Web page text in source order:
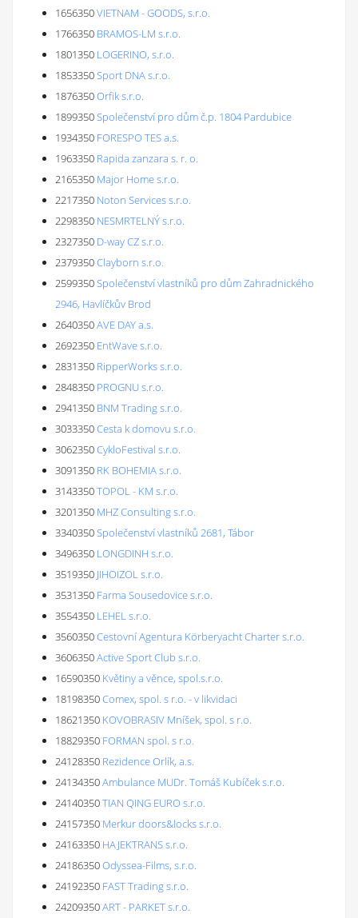
1656350VIETNAM - GOODS, s.r.o.
1766350 BRAMOS-LM s.r.o.
1801350 LOGERINO, s.r.o.
1853350Sport DNA s.r.o.
1876350Orfik s.r.o.
1899350Společenství pro dům č.p. 1804 Pardubice
1934350 FORESPO TES a.s.
1963350 Rapida zanzara s. r. o.
2165350 Major Home s.r.o.
2217350 Noton Services s.r.o.
2298350 NESMRTELNÝ s.r.o.
2327350 D-way CZ s.r.o.
2379350Clayborn s.r.o.
2599350Společenství vlastníků pro dům Zahradnického
2946, Havlíčkův Brod
2640350AVE DAY a.s.
2692350 EntWave s.r.o.
2831350 RipperWorks s.r.o.
2848350 PROGNU s.r.o.
2941350 BNM Trading s.r.o.
3033350Cesta k domovu s.r.o.
3062350CykloFestival s.r.o.
3091350 RK BOHEMIA s.r.o.
3143350TOPOL - KM s.r.o.
3201350 MHZ Consulting s.r.o.
3340350Společenství vlastníků 2681, Tábor
3496350 LONGDINH s.r.o.
3519350 JIHOIZOL s.r.o.
3531350 Farma Sousedovice s.r.o.
3554350 LEHEL s.r.o.
3560350Cestovní Agentura Körberyacht Charter s.r.o.
3606350Active Sport Club s.r.o.
16590350 Květiny a věnce, spol.s.r.o.
18198350Comex, spol. s r.o. - v likvidaci
18621350 KOVOBRASIV Mníšek, spol. s r.o.
18829350 FORMAN spol. s r.o.
24128350 Rezidence Orlík, a.s.
24134350Ambulance MUDr. Tomáš Kubíček s.r.o.
24140350TIAN QING EURO s.r.o.
24157350 Merkur doors&locks s.r.o.
24163350 HAJEKTRANS s.r.o.
24186350Odyssea-Films, s.r.o.
24192350 FAST Trading s.r.o.
24209350ART - PARKET s.r.o.